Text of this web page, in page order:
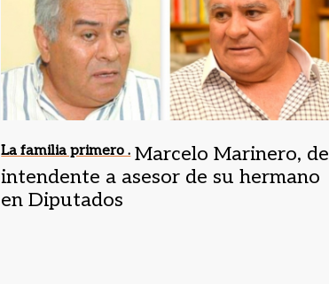
La familia primero . Marcelo Marinero, de
intendente a asesor de su hermano
en Diputados